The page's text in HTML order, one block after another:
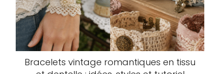
Bracelets vintage romantiques en tissu